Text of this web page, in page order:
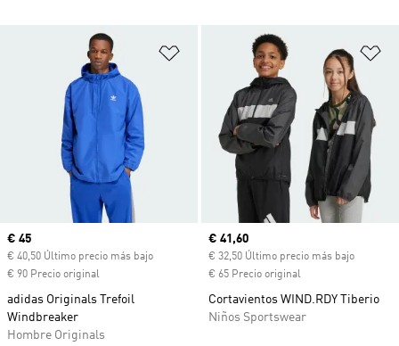
Añadir a la lista de deseos
Precio actual
€ 45
€ 40,50 Último precio más bajo
€ 90 Precio original
adidas Originals Trefoil
Windbreaker
Hombre Originals
Precio actual
€ 41,60
€ 32,50 Último precio más bajo
€ 65 Precio original
Cortavientos WIND.RDY Tiberio
Niños Sportswear